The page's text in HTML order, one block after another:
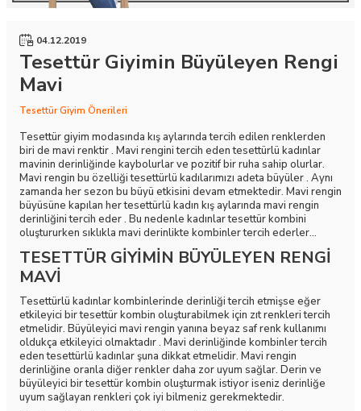
04.12.2019
Tesettür Giyimin Büyüleyen Rengi
Mavi
Tesettür Giyim Önerileri
Tesettür giyim modasında kış aylarında tercih edilen renklerden
biri de mavi renktir . Mavi rengini tercih eden tesettürlü kadınlar
mavinin derinliğinde kaybolurlar ve pozitif bir ruha sahip olurlar.
Mavi rengin bu özelliği tesettürlü kadılarımızı adeta büyüler . Aynı
zamanda her sezon bu büyü etkisini devam etmektedir. Mavi rengin
büyüsüne kapılan her tesettürlü kadın kış aylarında mavi rengin
derinliğini tercih eder . Bu nedenle kadınlar tesettür kombini
oluştururken sıklıkla mavi derinlikte kombinler tercih ederler...
TESETTÜR GİYİMİN BÜYÜLEYEN RENGİ
MAVİ
Tesettürlü kadınlar kombinlerinde derinliği tercih etmişse eğer
etkileyici bir tesettür kombin oluşturabilmek için zıt renkleri tercih
etmelidir. Büyüleyici mavi rengin yanına beyaz saf renk kullanımı
oldukça etkileyici olmaktadır . Mavi derinliğinde kombinler tercih
eden tesettürlü kadınlar şuna dikkat etmelidir. Mavi rengin
derinliğine oranla diğer renkler daha zor uyum sağlar. Derin ve
büyüleyici bir tesettür kombin oluşturmak istiyor iseniz derinliğe
uyum sağlayan renkleri çok iyi bilmeniz gerekmektedir.